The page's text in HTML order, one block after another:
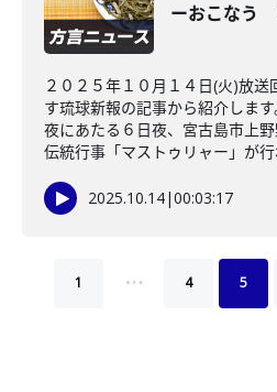
ーおこなう
２０２５年１０月１４日(火)放送
す琉球新報の記事から紹介しま
夜にあたる６日夜、宮古島市上
伝統行事「マストゥリャー」が行
2025.10.14|00:03:17
1 … 4 5